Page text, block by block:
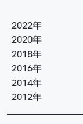
2022年
2020年
2018年
2016年
2014年
2012年